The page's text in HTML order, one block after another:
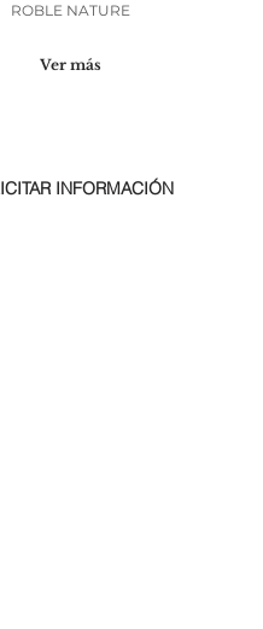
ROBLE NATURE
Ver más
INFORMACIÓN